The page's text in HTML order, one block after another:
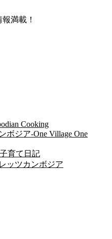
満載！
Cooking
ボジア-One Village One
育て日記
ッツカンボジア